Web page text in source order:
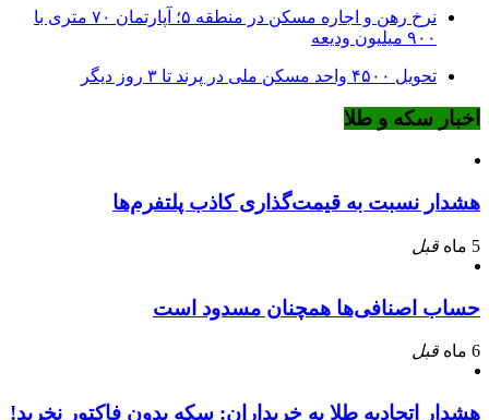
نرخ‌ رهن و اجاره مسکن در منطقه ۵؛ آپارتمان ۷۰ متری با
۹۰۰ میلیون ودیعه
تحویل ۴۵۰۰ واحد مسکن ملی در پرند تا ۳ روز دیگر
اخبار سکه و طلا
هشدار نسبت به قیمت‌گذاری کاذب پلتفرم‌ها
5 ماه قبل
حساب اصنافی‌ها همچنان مسدود است
6 ماه قبل
هشدار اتحادیه طلا به خریداران: سکه بدون فاکتور نخرید!